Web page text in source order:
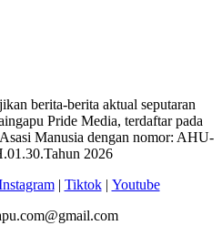
berita-berita aktual seputaran
Pride Media, terdaftar pada
Manusia dengan nomor: AHU-
2026
| Tiktok| Youtube